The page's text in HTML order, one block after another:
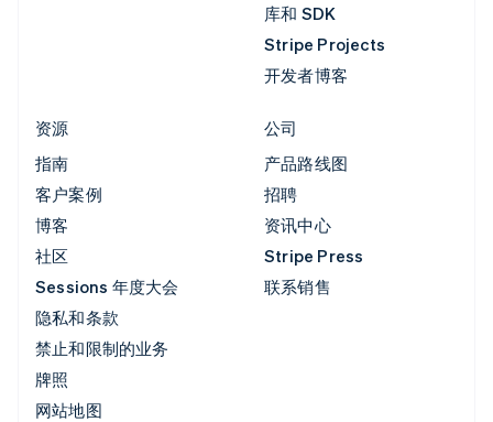
库和 SDK
Stripe Projects
开发者博客
资源
指南
客户案例
博客
社区
Sessions 年度大会
隐私和条款
禁止和限制的业务
牌照
网站地图
公司
产品路线图
招聘
资讯中心
Stripe Press
联系销售